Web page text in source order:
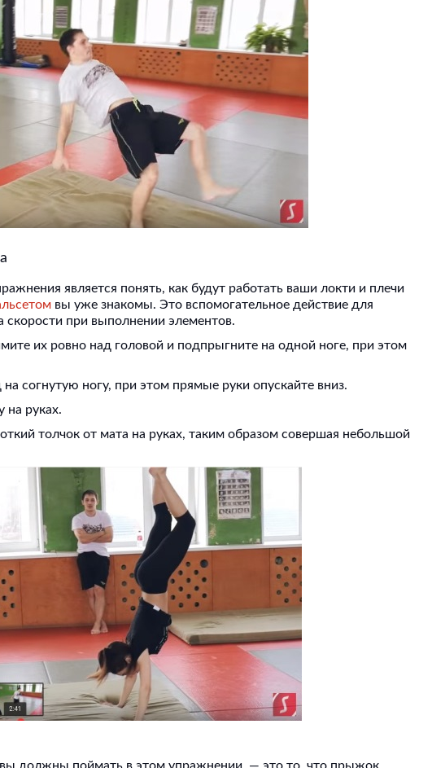
является понять, как будут работать ваши локти и плечи
вы уже знакомы. Это вспомогательное действие для
скорости при выполнении элементов.
их ровно над головой и подпрыгните на одной ноге, при этом
согнутую ногу, при этом прямые руки опускайте вниз.
на руках.
толчок от мата на руках, таким образом совершая небольшой
должны поймать в этом упражнении, — это то, что прыжок